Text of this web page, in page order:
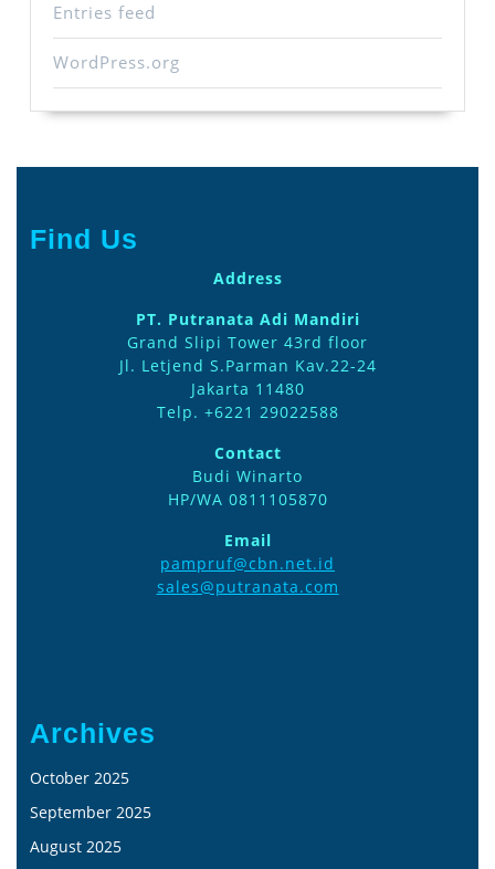
Entries feed
WordPress.org
Find Us
Address
PT. Putranata Adi Mandiri
Grand Slipi Tower 43rd floor
Jl. Letjend S.Parman Kav.22-24
Jakarta 11480
Telp. +6221 29022588
Contact
Budi Winarto
HP/WA 0811105870
Email
pampruf@cbn.net.id
sales@putranata.com
Archives
October 2025
September 2025
August 2025